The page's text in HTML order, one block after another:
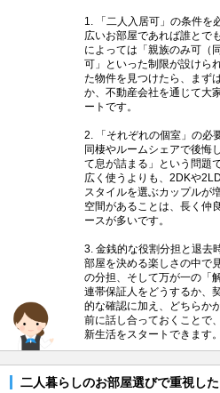
1. 「二人入居可」の条件を
広いお部屋であれば誰とで
によっては「親族のみ可（
可」といった制限が設けら
た物件を見つけたら、まず
か、不動産会社を通じて大
ートです。
2. 「それぞれの個室」の必
同棲やルームシェアで後悔
て息が詰まる」という問題
広く使うよりも、2DKや
スタイルを選ぶカップルが
空間があることは、長く仲
ースが多いです。
3. 金銭的な役割分担と退去
部屋を決める楽しさの中で
の分担、そして万が一の「
連帯保証人をどうするか、
的な確認に加え、どちらか
前に話し合っておくことで
新生活をスタートできます。
二人暮らしのお部屋選びで重視し